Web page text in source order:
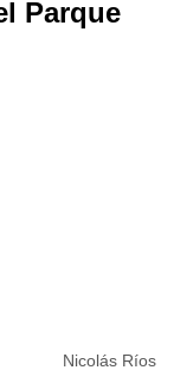
Parque
Nicolás Ríos